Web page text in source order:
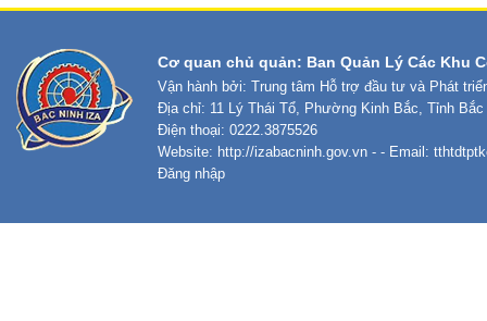
Cơ quan chủ quản: Ban Quản Lý Các Khu
Vận hành bởi: Trung tâm Hỗ trợ đầu tư và Phát
Địa chỉ: 11 Lý Thái Tổ, Phường Kinh Bắc, Tỉnh Bắc
Điện thoại: 0222.3875526
Website: http://izabacninh.gov.vn - - Email:
Đăng nhập